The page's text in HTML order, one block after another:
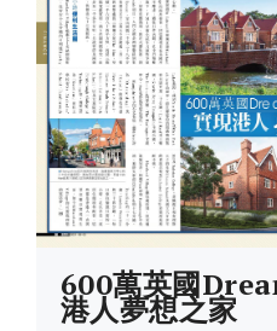
600萬英國
港人夢想之家